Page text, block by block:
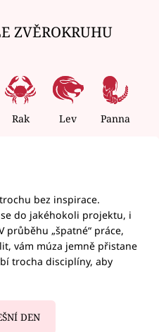
ZVĚROKRUHU
Rak Lev Panna
bez inspirace.
do jakéhokoli projektu, i
průběhu „špatné“ práce,
vám múza jemně přistane
trocha disciplíny, aby
DEN